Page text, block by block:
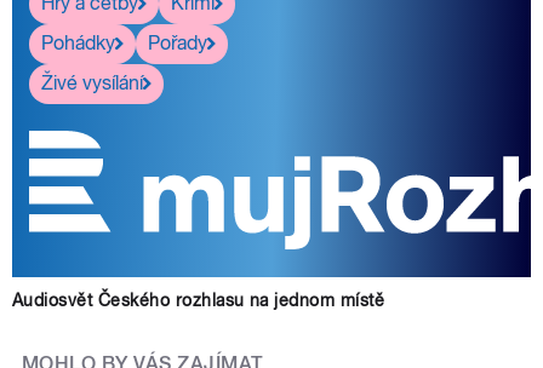
Pohádky
Pořady
Živé vysílání
Audiosvět Českého rozhlasu na jednom místě
MOHLO BY VÁS ZAJÍMAT